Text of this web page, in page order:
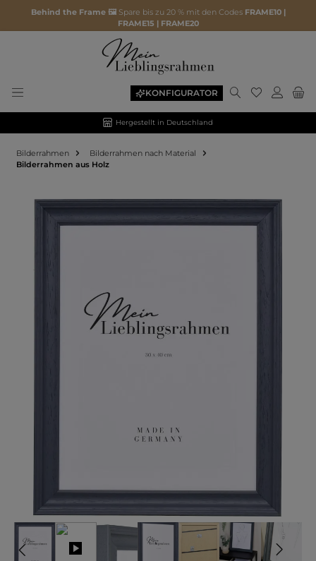
Behind the Frame 🖼️ Spare bis zu 20 % mit den Codes FRAME10 |
FRAME15 | FRAME20
KONFIGURATOR
Hergestellt in Deutschland
Bilderrahmen
Bilderrahmen nach Material
Bilderrahmen aus Holz
Bildergalerie überspringen